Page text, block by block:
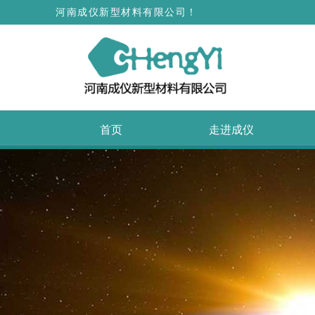
河南成仪新型材料有限公司！
首页 走进成仪